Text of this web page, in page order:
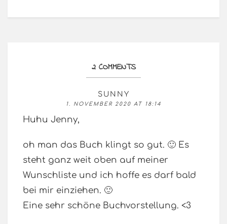
2 COMMENTS
SUNNY
1. NOVEMBER 2020 AT 18:14
Huhu Jenny,
oh man das Buch klingt so gut. 🙂 Es
steht ganz weit oben auf meiner
Wunschliste und ich hoffe es darf bald
bei mir einziehen. 🙂
Eine sehr schöne Buchvorstellung. <3